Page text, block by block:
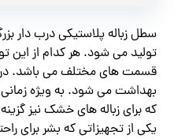
سطل زباله پلاستیکی درب دار
تولید می شود. هر کدام از این
قسمت های مختلف می باشد.
بهداشت می شود. به ویژه
که برای زباله های خشک نیز
یکی از تجهیزاتی که بشر برای